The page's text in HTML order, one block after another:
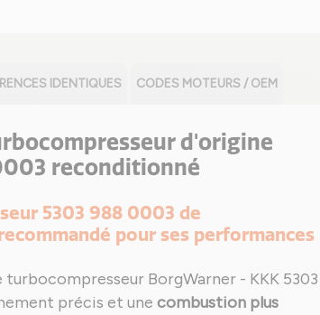
IDENTIQUES CODES MOTEURS / OEM
d'origine
reconditionné
5303 988 0003 de
pour ses performances
turbocompresseur BorgWarner - KKK 5303
précis et une combustion plus